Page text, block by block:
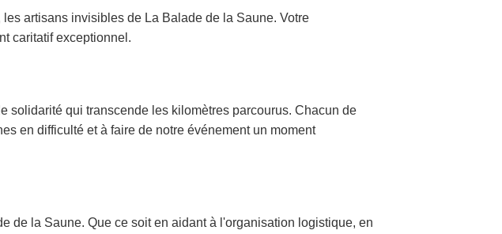
artisans invisibles de La Balade de la Saune. Votre
caritatif exceptionnel.
solidarité qui transcende les kilomètres parcourus. Chacun de
en difficulté et à faire de notre événement un moment
de la Saune. Que ce soit en aidant à l'organisation logistique, en